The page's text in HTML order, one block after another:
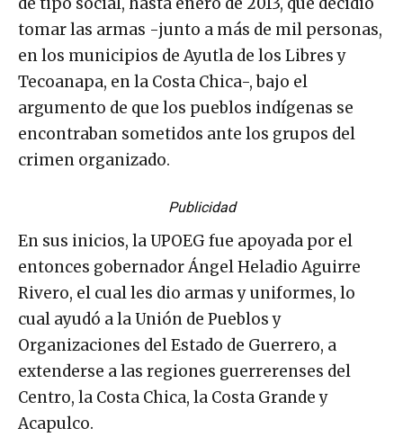
tomar las armas -junto a más de mil personas,
en los municipios de Ayutla de los Libres y
Tecoanapa, en la Costa Chica-, bajo el
argumento de que los pueblos indígenas se
encontraban sometidos ante los grupos del
crimen organizado.
Publicidad
En sus inicios, la UPOEG fue apoyada por el
entonces gobernador Ángel Heladio Aguirre
Rivero, el cual les dio armas y uniformes, lo
cual ayudó a la Unión de Pueblos y
Organizaciones del Estado de Guerrero, a
extenderse a las regiones guerrerenses del
Centro, la Costa Chica, la Costa Grande y
Acapulco.